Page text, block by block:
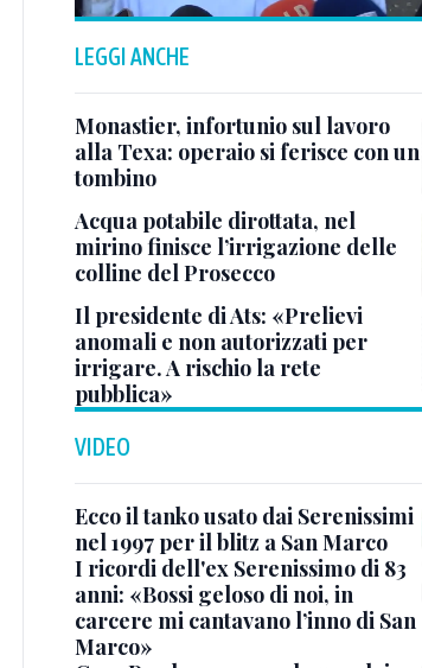
LEGGI ANCHE
Monastier, infortunio sul lavoro
alla Texa: operaio si ferisce con un
tombino
Acqua potabile dirottata, nel
mirino finisce l’irrigazione delle
colline del Prosecco
Il presidente di Ats: «Prelievi
anomali e non autorizzati per
irrigare. A rischio la rete
pubblica»
VIDEO
Ecco il tanko usato dai Serenissimi
nel 1997 per il blitz a San Marco
I ricordi dell'ex Serenissimo di 83
anni: «Bossi geloso di noi, in
carcere mi cantavano l’inno di San
Marco»